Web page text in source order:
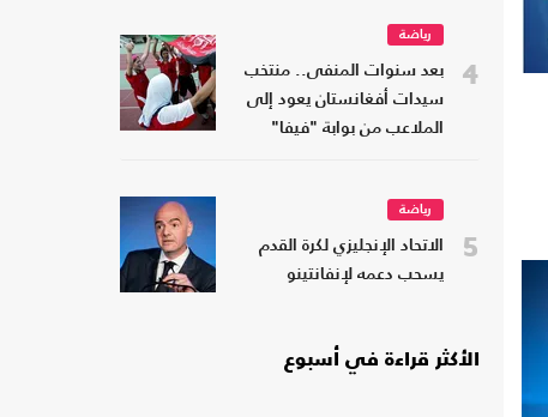
4
رياضة
بعد سنوات المنفى.. منتخب
سيدات أفغانستان يعود إلى
الملاعب من بوابة "فيفا"
5
رياضة
الاتحاد الإنجليزي لكرة القدم
يسحب دعمه لإنفانتينو
الأكثر قراءة في أسبوع